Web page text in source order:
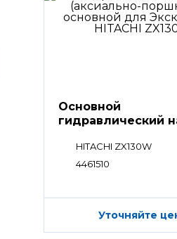
Основной
гидравлический
HITACHI ZX130W
4461510
Уточняйте